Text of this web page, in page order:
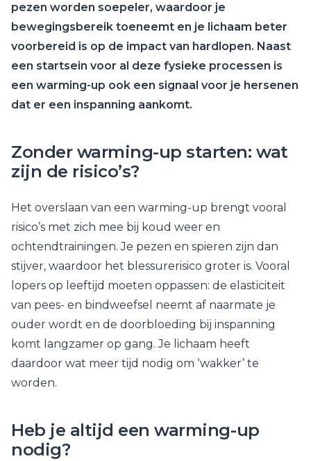
pezen worden soepeler, waardoor je
bewegingsbereik toeneemt en je lichaam beter
voorbereid is op de impact van hardlopen. Naast
een startsein voor al deze fysieke processen is
een warming-up ook een signaal voor je hersenen
dat er een inspanning aankomt.
Zonder warming-up starten: wat
zijn de risico’s?
Het overslaan van een warming-up brengt vooral
risico’s met zich mee bij koud weer en
ochtendtrainingen. Je pezen en spieren zijn dan
stijver, waardoor het blessurerisico groter is. Vooral
lopers op leeftijd moeten oppassen: de elasticiteit
van pees- en bindweefsel neemt af naarmate je
ouder wordt en de doorbloeding bij inspanning
komt langzamer op gang. Je lichaam heeft
daardoor wat meer tijd nodig om ‘wakker’ te
worden.
Heb je altijd een warming-up
nodig?